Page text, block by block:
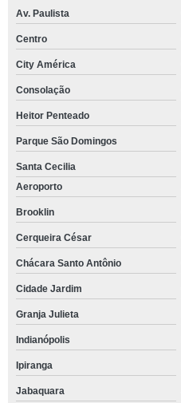
Av. Paulista
Centro
City América
Consolação
Heitor Penteado
Parque São Domingos
Santa Cecilia
Aeroporto
Brooklin
Cerqueira César
Chácara Santo Antônio
Cidade Jardim
Granja Julieta
Indianópolis
Ipiranga
Jabaquara